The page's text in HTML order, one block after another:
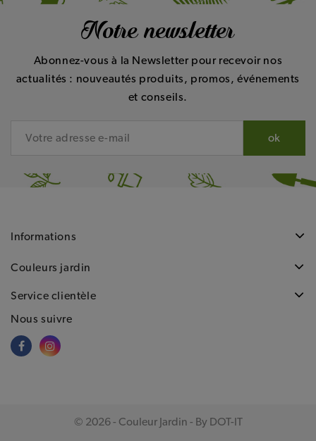
Notre newsletter
Abonnez-vous à la Newsletter pour recevoir nos
actualités : nouveautés produits, promos, événements
et conseils.
Informations
Couleurs jardin
Service clientèle
Nous suivre
© 2026 - Couleur Jardin - By DOT-IT